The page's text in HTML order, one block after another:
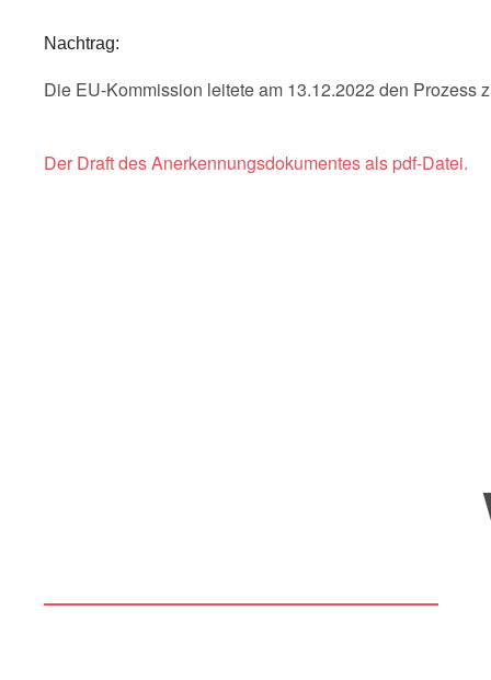
Nachtrag:
Die EU-Kommission leitete am 13.12.2022 den
Der Draft des Anerkennungsdokumentes als pdf-Datei.